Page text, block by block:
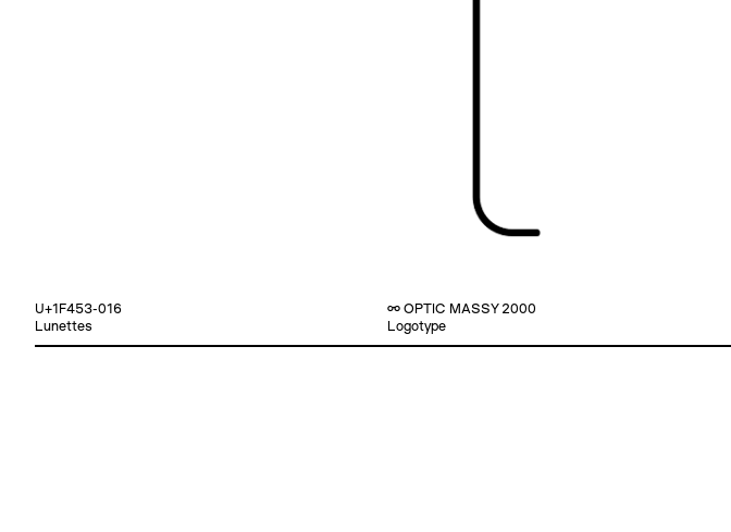
U+1F453-016
Lunettes
👓 OPTIC MASSY 2000
Logotype